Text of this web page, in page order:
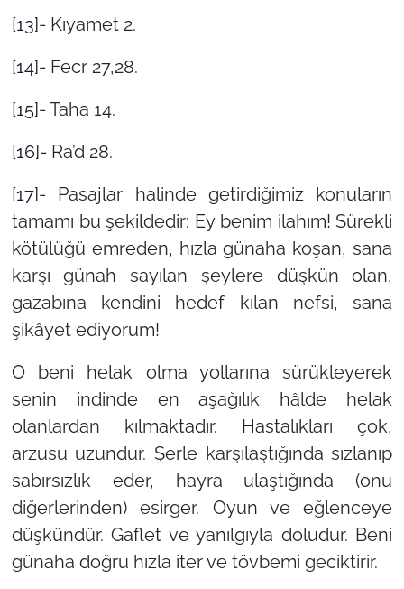
[13]- Kıyamet 2.
[14]- Fecr 27,28.
[15]- Taha 14.
[16]- Ra’d 28.
[17]- Pasajlar halinde getirdiğimiz konuların
tamamı bu şekildedir: Ey benim ilahım! Sürekli
kötülüğü emreden, hızla günaha koşan, sana
karşı günah sayılan şeylere düşkün olan,
gazabına kendini hedef kılan nefsi, sana
şikâyet ediyorum!
O beni helak olma yollarına sürükleyerek
senin indinde en aşağılık hâlde helak
olanlardan kılmaktadır. Hastalıkları çok,
arzusu uzundur. Şerle karşılaştığında sızlanıp
sabırsızlık eder, hayra ulaştığında (onu
diğerlerinden) esirger. Oyun ve eğlenceye
düşkündür.Gaflet ve yanılgıyla doludur. Beni
günaha doğru hızla iter ve tövbemi geciktirir.